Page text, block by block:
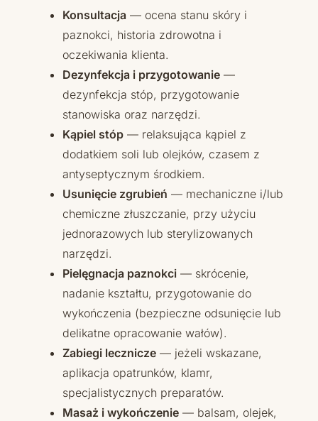
Konsultacja — ocena stanu skóry i
paznokci, historia zdrowotna i
oczekiwania klienta.
Dezynfekcja i przygotowanie —
dezynfekcja stóp, przygotowanie
stanowiska oraz narzędzi.
Kąpiel stóp — relaksująca kąpiel z
dodatkiem soli lub olejków, czasem z
antyseptycznym środkiem.
Usunięcie zgrubień — mechaniczne i/lub
chemiczne złuszczanie, przy użyciu
jednorazowych lub sterylizowanych
narzędzi.
Pielęgnacja paznokci — skrócenie,
nadanie kształtu, przygotowanie do
wykończenia (bezpieczne odsunięcie lub
delikatne opracowanie wałów).
Zabiegi lecznicze — jeżeli wskazane,
aplikacja opatrunków, klamr,
specjalistycznych preparatów.
Masaż i wykończenie — balsam, olejek,